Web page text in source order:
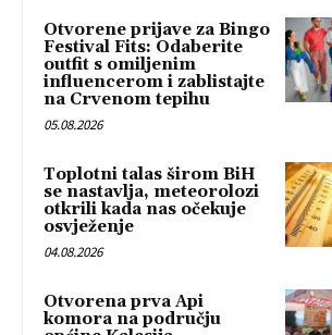
Otvorene prijave za Bingo
Festival Fits: Odaberite
outfit s omiljenim
influencerom i zablistajte
na Crvenom tepihu
05.08.2026
Toplotni talas širom BiH
se nastavlja, meteorolozi
otkrili kada nas očekuje
osvježenje
04.08.2026
Otvorena prva Api
komora na području